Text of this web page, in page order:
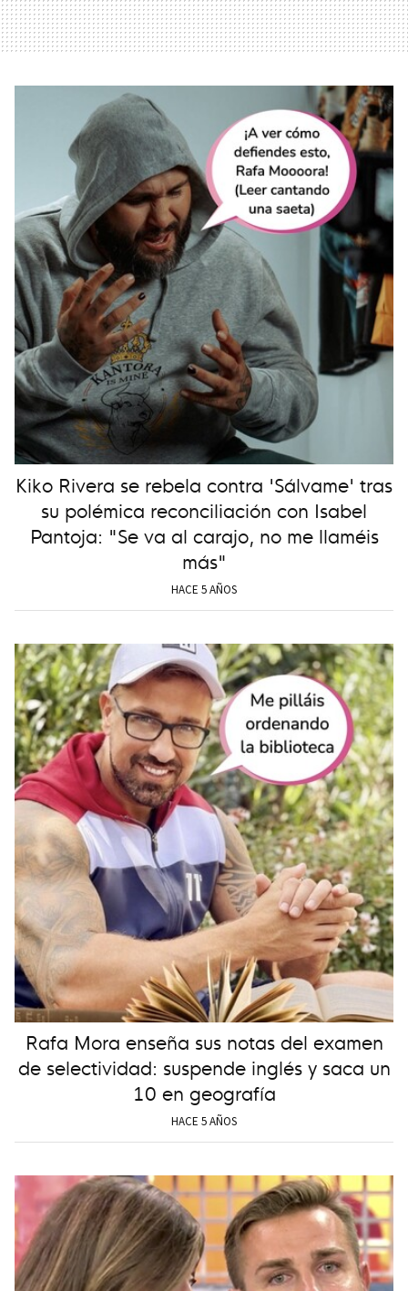
Kiko Rivera se rebela contra 'Sálvame' tras
su polémica reconciliación con Isabel
Pantoja: "Se va al carajo, no me llaméis
más"
HACE 5 AÑOS
Rafa Mora enseña sus notas del examen
de selectividad: suspende inglés y saca un
10 en geografía
HACE 5 AÑOS